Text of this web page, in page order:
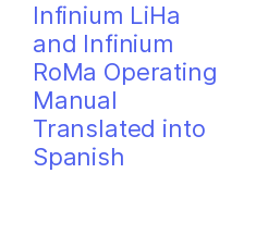
Infinium LiHa
and Infinium
RoMa Operating
Manual
Translated into
Spanish